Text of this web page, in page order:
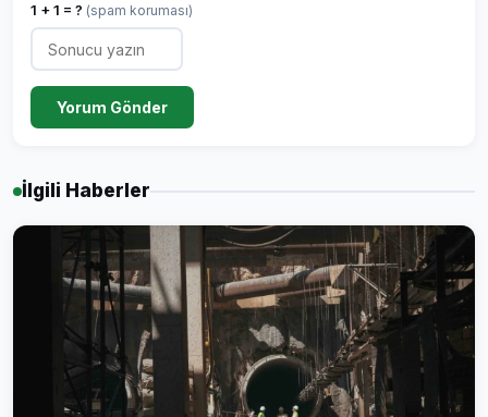
1 + 1 = ? (spam koruması)
Yorum Gönder
İlgili Haberler